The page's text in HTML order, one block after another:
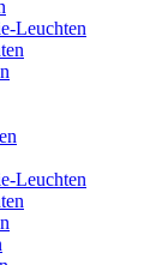
Leuchten
Leuchten